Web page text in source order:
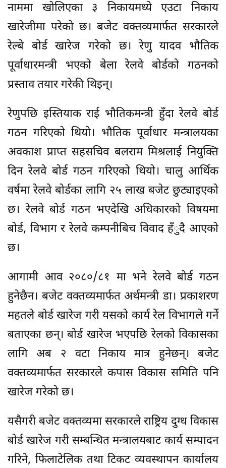
नाममा खोलिएका ३ निकायमध्ये एउटा निकाय
खारेजीमा परेको छ। बजेट वक्तव्यमार्फत सरकारले
रेल्बे बोर्ड खारेज गरेको छ। रेणु यादव भौतिक
पूर्वाधारमन्त्री भएको बेला रेलवे बोर्डको गठनको
प्रस्ताव तयार गरेकी थिइन्।
रेणुपछि इस्तियाक राई भौतिकमन्त्री हुँदा रेलवे बोर्ड
गठन गरिएको थियो। भौतिक पूर्वाधार मन्त्रालयका
अवकाश प्राप्त सहसचिव बलराम मिश्रलाई नियुक्ति
दिन रेलवे बोर्ड गठन गरिएको थियो। चालु आर्थिक
वर्षमा रेलवे बोर्डका लागि २५ लाख बजेट छुट्याइएको
छ। रेलवे बोर्ड गठन भएदेखि अधिकारको विषयमा
बोर्ड, विभाग र रेलवे कम्पनीबिच विवाद हँुदै आएको
छ।
आगामी आव २०८०/८१ मा भने रेलवे बोर्ड गठन
हुनेछैन। बजेट वक्तव्यमार्फत अर्थमन्त्री डा। प्रकाशरण
महतले बोर्ड खारेज गरी यसको कार्य रेल विभागले गर्ने
बताएका छन्। बोर्ड खारेज भएपछि रेलको विकासका
लागि अब २ वटा निकाय मात्र हुनेछन्। बजेट
वक्तव्यमार्फत सरकारले कपास विकास समिति पनि
खारेज गरेको छ।
यसैगरी बजेट वक्तव्यमा सरकारले राष्ट्रिय दुग्ध विकास
बोर्ड खारेज गरी सम्बन्धित मन्त्रालयबाट कार्य सम्पादन
गरिने, फिलाटेलिक तथा टिकट व्यवस्थापन कार्यालय